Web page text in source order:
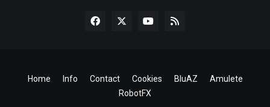
Home Info Contact Cookies BluAZ
Amulete
RobotFX